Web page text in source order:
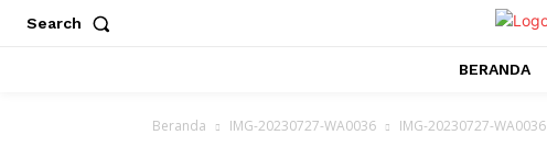
Search
BERANDA
Beranda IMG-20230727-WA0036 IMG-20230727-WA0036